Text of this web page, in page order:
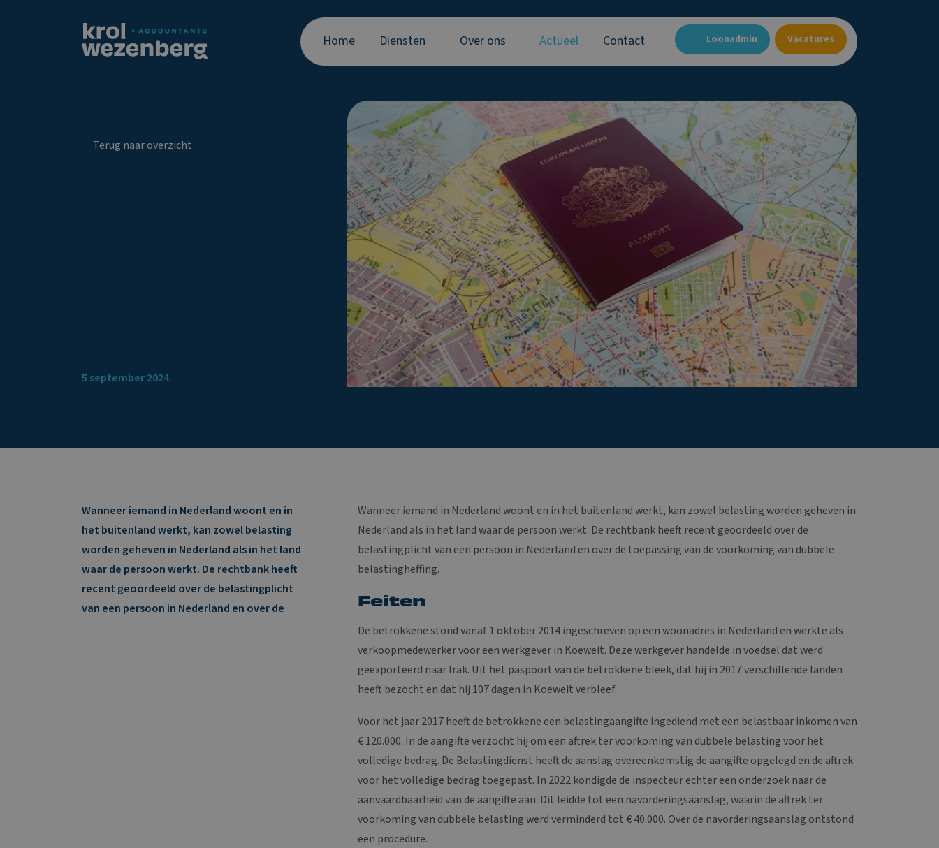
Home Diensten Over ons Actueel Contact Loonadmin
Terug naar overzicht
5 september 2024
Wanneer iemand in Nederland woont en in
het buitenland werkt, kan zowel belasting
worden geheven in Nederland als in het land
waar de persoon werkt. De rechtbank heeft
recent geoordeeld over de belastingplicht
van een persoon in Nederland en over de
Wanneer iemand in Nederland woont en in het buitenland werkt, kan zowel belasting worden geheven in
Nederland als in het land waar de persoon werkt. De rechtbank heeft recent geoordeeld over de
belastingplicht van een persoon in Nederland en over de toepassing van de voorkoming van dubbele
belastingheffing.
Feiten
De betrokkene stond vanaf 1 oktober 2014 ingeschreven op een woonadres in Nederland en werkte als
verkoopmedewerker voor een werkgever in Koeweit. Deze werkgever handelde in voedsel dat werd
geëxporteerd naar Irak. Uit het paspoort van de betrokkene bleek, dat hij in 2017 verschillende landen
heeft bezocht en dat hij 107 dagen in Koeweit verbleef.
Voor het jaar 2017 heeft de betrokkene een belastingaangifte ingediend met een belastbaar inkomen van
€ 120.000. In de aangifte verzocht hij om een aftrek ter voorkoming van dubbele belasting voor het
volledige bedrag. De Belastingdienst heeft de aanslag overeenkomstig de aangifte opgelegd en de aftrek
voor het volledige bedrag toegepast. In 2022 kondigde de inspecteur echter een onderzoek naar de
aanvaardbaarheid van de aangifte aan. Dit leidde tot een navorderingsaanslag, waarin de aftrek ter
voorkoming van dubbele belasting werd verminderd tot € 40.000. Over de navorderingsaanslag ontstond
een procedure.